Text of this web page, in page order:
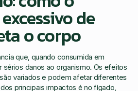
de
o corpo
que, quando consumida em
danos ao organismo. Os efeitos
variados e podem afetar diferentes
principais impactos é no fígado,